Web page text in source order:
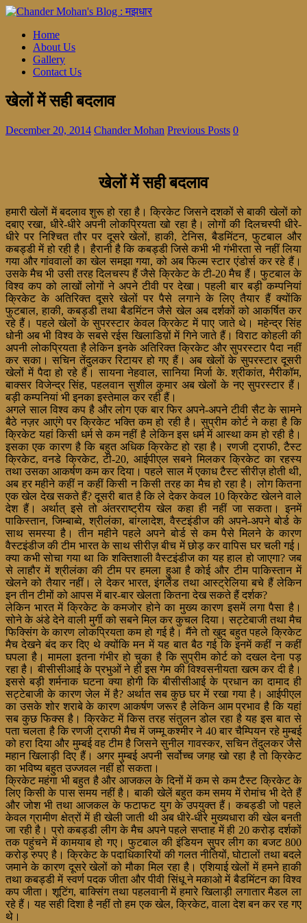
Home
About Us
Gallery
Contact Us
खेलों में सही बदलाव
December 20, 2014 Chander Mohan Previous Posts 0
खेलों में सही बदलाव
हमारी खेलों में बदलाव शुरू हो रहा है। क्रिकेट जिसने दशकों से बाकी खेलों को
दबाए रखा, धीरे-धीरे अपनी लोकप्रियता खो रहा है। लोगों की दिलचस्पी धीरे-
धीरे पर निश्चित तौर पर दूसरे खेलों, हाकी, टेनिस, बैडमिंटन, फुटबाल और
कबड्डी में हो रही है। हैरानी है कि कबड्डी जिसे कभी भी गंभीरता से नहीं लिया
गया और गांववालों का खेल समझा गया, को अब फिल्म स्टार एंडोर्स कर रहे हैं।
उसके मैच भी उसी तरह दिलचस्प हैं जैसे क्रिकेट के टी-20 मैच हैं। फुटबाल के
विश्व कप को लाखों लोगों ने अपने टीवी पर देखा। पहली बार बड़ी कम्पनियां
क्रिकेट के अतिरिक्त दूसरे खेलों पर पैसे लगाने के लिए तैयार हैं क्योंकि
फुटबाल, हाकी, कबड्डी तथा बैडमिंटन जैसे खेल अब दर्शकों को आकर्षित कर
रहे हैं। पहले खेलों के सुपरस्टार केवल क्रिकेट में पाए जाते थे। महेन्द्र सिंह
धोनी अब भी विश्व के सबसे रईस खिलाडिय़ों में गिने जाते हैं। विराट कोहली की
अपनी लोकप्रियता है लेकिन इनके अतिरिक्त क्रिकेट और सुपरस्टार पैदा नहीं
कर सका। सचिन तेंदुलकर रिटायर हो गए हैं। अब खेलों के सुपरस्टार दूसरी
खेलों में पैदा हो रहे हैं। सायना नेहवाल, सानिया मिर्जा के. श्रीकांत, मैरीकॉम,
बाक्सर विजेन्द्र सिंह, पहलवान सुशील कुमार अब खेलों के नए सुपरस्टार हैं।
बड़ी कम्पनियां भी इनका इस्तेमाल कर रही हैं।
अगले साल विश्व कप है और लोग एक बार फिर अपने-अपने टीवी सैट के सामने
बैठे नज़र आएंगे पर क्रिकेट भक्ति कम हो रही है। सुप्रीम कोर्ट ने कहा है कि
क्रिकेट यहां किसी धर्म से कम नहीं है लेकिन इस धर्म में आस्था कम हो रही है।
इसका एक कारण है कि बहुत अधिक क्रिकेट हो रहा है। रणजी ट्राफी, टैस्ट
क्रिकेट, वनडे क्रिकेट, टी-20, आईपीएल सबने मिलकर क्रिकेट का रहस्य
तथा उसका आकर्षण कम कर दिया। पहले साल में एकाध टैस्ट सीरीज़ होती थी,
अब हर महीने कहीं न कहीं किसी न किसी तरह का मैच हो रहा है। लोग कितना
एक खेल देख सकते हैं? दूसरी बात है कि ले देकर केवल 10 क्रिकेट खेलने वाले
देश हैं। अर्थात् इसे तो अंतरराष्ट्रीय खेल कहा ही नहीं जा सकता। इनमें
पाकिस्तान, जिम्बाब्वे, श्रीलंका, बांग्लादेश, वैस्टइंडीज की अपने-अपने बोर्ड के
साथ समस्या है। तीन महीने पहले अपने बोर्ड से कम पैसे मिलने के कारण
वैस्टइंडीज की टीम भारत के साथ सीरीज़ बीच में छोड़ कर वापिस घर चली गई।
क्या कभी सोचा गया था कि शक्तिशाली वैस्टइंडीज का यह हाल हो जाएगा? जब
से लाहौर में श्रीलंका की टीम पर हमला हुआ है कोई और टीम पाकिस्तान में
खेलने को तैयार नहीं। ले देकर भारत, इंगलैंड तथा आस्ट्रेलिया बचे हैं लेकिन
इन तीन टीमों को आपस में बार-बार खेलता कितना देख सकते हैं दर्शक?
लेकिन भारत में क्रिकेट के कमजोर होने का मुख्य कारण इसमें लगा पैसा है।
सोने के अंडे देने वाली मुर्गी को सबने मिल कर कुचल दिया। सट्टेबाजी तथा मैच
फिक्सिंग के कारण लोकप्रियता कम हो गई है। मैंने तो खुद बहुत पहले क्रिकेट
मैच देखने बंद कर दिए थे क्योंकि मन में यह बात बैठ गई कि इनमें कहीं न कहीं
घपला है। मामला इतना गंभीर हो चुका है कि सुप्रीम कोर्ट को दखल देना पड़
रहा है। बीसीसीआई के प्रभुओं ने ही इस गेम की विश्वसनीयता खत्म कर दी है।
इससे बड़ी शर्मनाक घटना क्या होगी कि बीसीसीआई के प्रधान का दामाद ही
सट्टेबाजी के कारण जेल में है? अर्थात सब कुछ घर में रखा गया है। आईपीएल
का उसके शोर शराबे के कारण आकर्षण जरूर है लेकिन आम प्रभाव है कि यहां
सब कुछ फिक्स है। क्रिकेट में किस तरह संतुलन डोल रहा है यह इस बात से
पता चलता है कि रणजी ट्राफी मैच में जम्मू कश्मीर ने 40 बार चैम्पियन रहे मुम्बई
को हरा दिया और मुम्बई वह टीम है जिसने सुनील गावस्कर, सचिन तेंदुलकर जैसे
महान खिलाड़ी दिए हैं। अगर मुम्बई अपनी सर्वोच्च जगह खो रहा है तो क्रिकेट
का भविष्य बहुत उज्जवल नहीं हो सकता।
क्रिकेट महंगा भी बहुत है और आजकल के दिनों में कम से कम टैस्ट क्रिकेट के
लिए किसी के पास समय नहीं है। बाकी खेलें बहुत कम समय में रोमांच भी देते हैं
और जोश भी तथा आजकल के फटाफट युग के उपयुक्त हैं। कबड्डी जो पहले
केवल ग्रामीण क्षेत्रों में ही खेली जाती थी अब धीरे-धीरे मुख्यधारा की खेल बनती
जा रही है। प्रो कबड्डी लीग के मैच अपने पहले सप्ताह में ही 20 करोड़ दर्शकों
तक पहुंचने में कामयाब हो गए। फुटबाल की इंडियन सुपर लीग का बजट 800
करोड़ रुपए है। क्रिकेट के पदाधिकारियों की गलत नीतियों, घोटालों तथा बदले
जमाने के कारण दूसरे खेलों को मौका मिल रहा है। एशियाई खेलों में हमने हाकी
तथा कबड्डी में स्वर्ण पदक जीता और पीवी सिंधू ने मकाओ में बैडमिंटन का विश्व
कप जीता। शूटिंग, बाक्सिंग तथा पहलवानी में हमारे खिलाड़ी लगातार मैडल ला
रहे हैं। यह सही दिशा है नहीं तो हम एक खेल, क्रिकेट, वाला देश बन कर रह गए
थे।